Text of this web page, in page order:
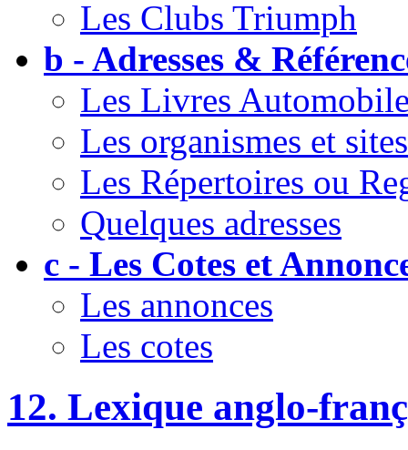
Les Clubs Triumph
b - Adresses &
Les Livres
Les organismes et
Les Répertoires ou
Quelques adresses
c - Les Cotes et
Les annonces
Les cotes
12. Lexique anglo-